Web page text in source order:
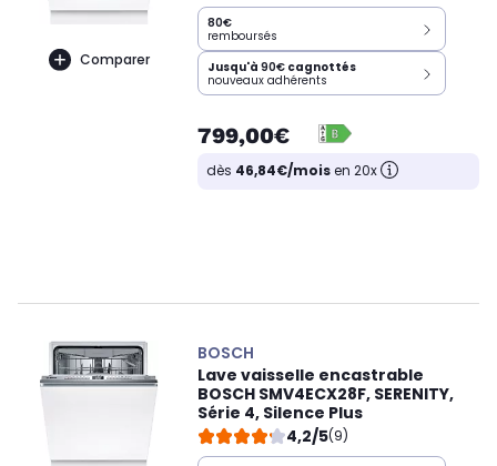
Comparer
80€
remboursés
Jusqu'à 90€ cagnottés
nouveaux adhérents
799,00€
dès 46,84€/moisen 20x
BOSCH
Lave vaisselle encastrable
BOSCH SMV4ECX28F, SERENITY,
Série 4, Silence Plus
4,2/5(9)